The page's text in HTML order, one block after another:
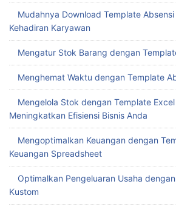
Mudahnya Download Template
Kehadiran Karyawan
Mengatur Stok Barang dengan
Menghemat Waktu dengan Template
Mengelola Stok dengan Template
Meningkatkan Efisiensi Bisnis Anda
Mengoptimalkan Keuangan dengan
Keuangan Spreadsheet
Optimalkan Pengeluaran Usaha
Kustom